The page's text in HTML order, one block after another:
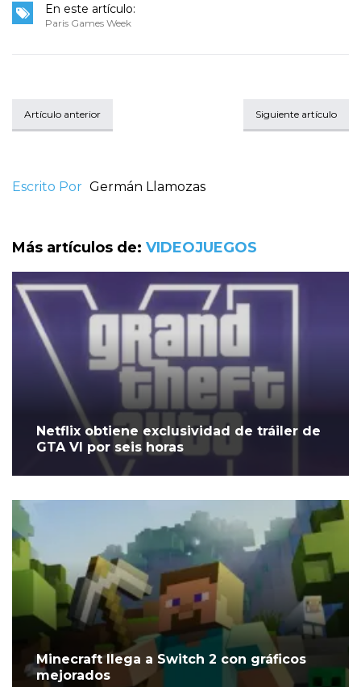
En este artículo:
Paris Games Week
Artículo anterior Siguiente artículo
Escrito Por Germán Llamozas
Más artículos de: VIDEOJUEGOS
Netflix obtiene exclusividad de tráiler de
GTA VI por seis horas
Minecraft llega a Switch 2 con gráficos
mejorados